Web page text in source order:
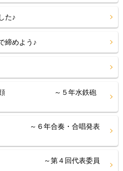
た♪
締めよう♪
る笑顔 ～５年水鉄砲
～６年合奏・合唱発表
う♪ ～第４回代表委員